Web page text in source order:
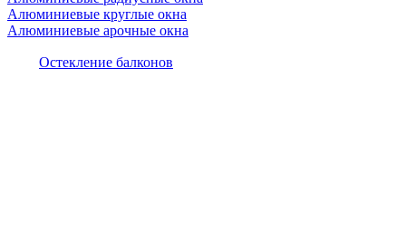
Алюминиевые круглые окна
Алюминиевые арочные окна
Остекление балконов